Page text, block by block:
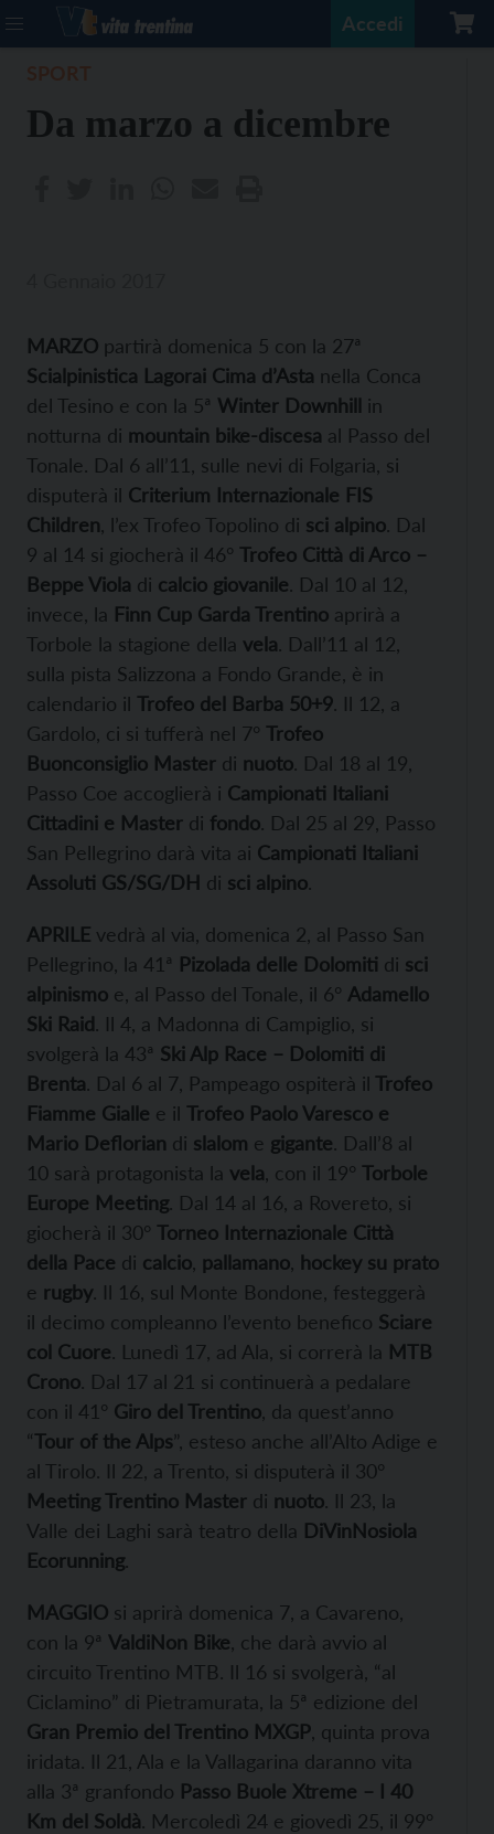
Accedi
Da marzo a dicembre
MARZO partirà domenica 5 con la 27ª
Scialpinistica Lagorai Cima d’Asta nella Conca
del Tesino e con la 5ª Winter Downhill in
notturna di mountain bike-discesa al Passo del
Tonale. Dal 6 all’11, sulle nevi di Folgaria, si
disputerà il Criterium Internazionale FIS
Children , l’ex Trofeo Topolino di sci alpino. Dal
9 al 14 si giocherà il 46° Trofeo Città di Arco –
Beppe Viola di calcio giovanile. Dal 10 al 12,
invece, la Finn Cup Garda Trentino aprirà a
Torbole la stagione della vela. Dall’11 al 12,
sulla pista Salizzona a Fondo Grande, è in
calendario il Trofeo del Barba 50+9. Il 12, a
Gardolo, ci si tufferà nel 7° Trofeo
Buonconsiglio Master di nuoto. Dal 18 al 19,
Passo Coe accoglierà i Campionati Italiani
Cittadini e Master di fondo. Dal 25 al 29, Passo
San Pellegrino darà vita ai Campionati Italiani
Assoluti GS/SG/DH di sci alpino.
APRILE vedrà al via, domenica 2, al Passo San
Pellegrino, la 41ª Pizolada delle Dolomiti di sci
alpinismo e, al Passo del Tonale, il 6° Adamello
Ski Raid. Il 4, a Madonna di Campiglio, si
svolgerà la 43ª Ski Alp Race – Dolomiti di
Brenta. Dal 6 al 7, Pampeago ospiterà il Trofeo
Fiamme Gialle e il Trofeo Paolo Varesco e
Mario Deflorian di slalom e gigante. Dall’8 al
10 sarà protagonista la vela , con il 19° Torbole
Europe Meeting. Dal 14 al 16, a Rovereto, si
giocherà il 30° Torneo Internazionale Città
della Pace di calcio pallamano hockey su prato
e rugby. Il 16, sul Monte Bondone, festeggerà
il decimo compleanno l’evento benefico Sciare
col Cuore. Lunedì 17, ad Ala, si correrà la MTB
Crono. Dal 17 al 21 si continuerà a pedalare
con il 41° Giro del Trentino , da quest’anno
“Tour of the Alps”, esteso anche all’Alto Adige e
al Tirolo. Il 22, a Trento, si disputerà il 30°
Meeting Trentino Master di nuoto. Il 23, la
Valle dei Laghi sarà teatro della DiVinNosiola
Ecorunning.
MAGGIO si aprirà domenica 7, a Cavareno,
con la 9ª ValdiNon Bike , che darà avvio al
circuito Trentino MTB. Il 16 si svolgerà, “al
Ciclamino” di Pietramurata, la 5ª edizione del
Gran Premio del Trentino MXGP , quinta prova
iridata. Il 21, Ala e la Vallagarina daranno vita
alla 3ª granfondo Passo Buole Xtreme – I 40
Km del Soldà. Mercoledì 24 e giovedì 25, il 99°